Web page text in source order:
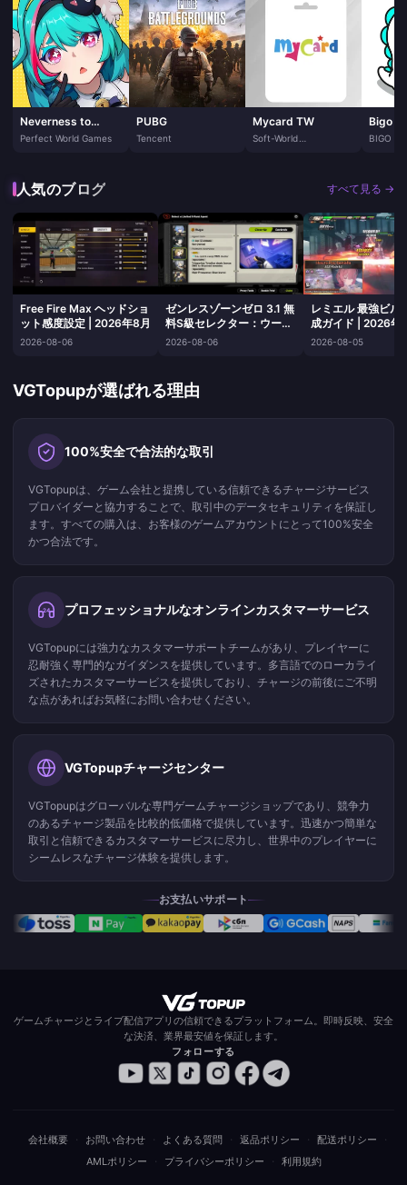
Neverness to
Everness
Perfect World Games
PUBG
Tencent
Mycard TW
Soft-World
Bigo
BIGO
人気のブログ すべて見る →
Free Fire Max ヘッドショ
ット感度設定 | 2026年8月
2026-08-06
ゼンレスゾーンゼロ 3.1 無
料S級セレクター：ウー
ゴ、サンビー、トリガー、
2026-08-06
レミエル 最強ビル
成ガイド | 2026年
2026-08-05
VGTopupが選ばれる理由
100%安全で合法的な取引
VGTopupは、ゲーム会社と提携している信頼できるチャージサービス
プロバイダーと協力することで、取引中のデータセキュリティを保証し
ます。すべての購入は、お客様のゲームアカウントにとって100%安全
かつ合法です。
24 プロフェッショナルなオンラインカスタマーサービス
VGTopupには強力なカスタマーサポートチームがあり、プレイヤーに
忍耐強く専門的なガイダンスを提供しています。多言語でのローカライ
ズされたカスタマーサービスを提供しており、チャージの前後にご不明
な点があればお気軽にお問い合わせください。
VGTopupチャージセンター
VGTopupはグローバルな専門ゲームチャージショップであり、競争力
のあるチャージ製品を比較的低価格で提供しています。迅速かつ簡単な
取引と信頼できるカスタマーサービスに尽力し、世界中のプレイヤーに
シームレスなチャージ体験を提供します。
お支払いサポート
ゲームチャージとライブ配信アプリの信頼できるプラットフォーム。即時反映、安全
な決済、業界最安値を保証します。
フォローする
会社概要 · お問い合わせ · よくある質問 · 返品ポリシー · 配送ポリシー ·
AMLポリシー · プライバシーポリシー · 利用規約